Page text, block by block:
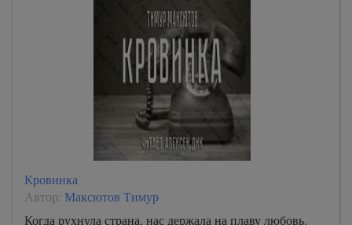
Кровинка
Автор: Максютов Тимур
Когда рухнула страна, нас держала на плаву любовь.